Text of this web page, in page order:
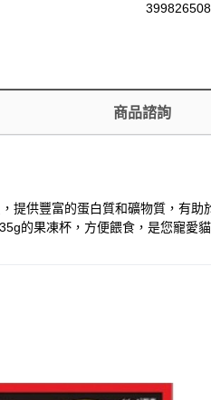
商品諮詢
供豐富的蛋白質和礦物質，有
的果凍杯，方便餵食，是您寵愛